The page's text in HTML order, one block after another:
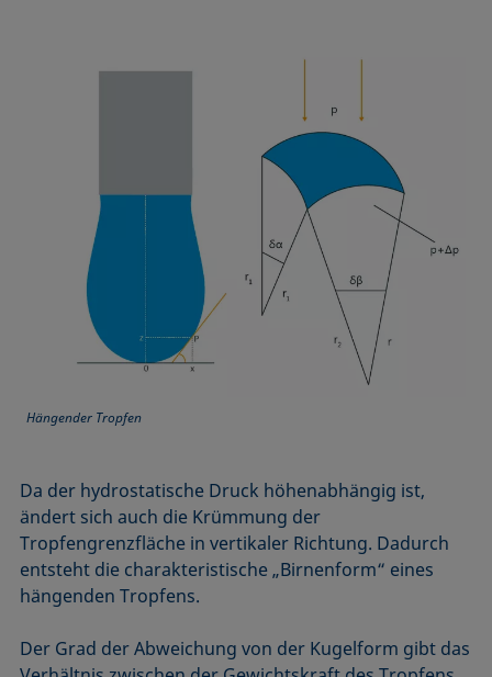
Hängender Tropfen
Da der hydrostatische Druck höhenabhängig ist,
ändert sich auch die Krümmung der
Tropfengrenzfläche in vertikaler Richtung. Dadurch
entsteht die charakteristische „Birnenform“ eines
hängenden Tropfens.
Der Grad der Abweichung von der Kugelform gibt das